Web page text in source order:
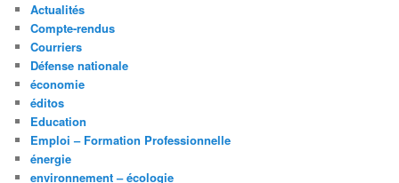
Actualités
Compte-rendus
Courriers
Défense nationale
économie
éditos
Education
Emploi – Formation Professionnelle
énergie
environnement – écologie